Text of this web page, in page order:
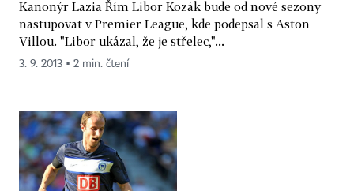
Kanonýr Lazia Řím Libor Kozák bude od nové sezony
nastupovat v Premier League, kde podepsal s Aston
Villou. "Libor ukázal, že je střelec,"...
3. 9. 2013 ▪ 2 min. čtení